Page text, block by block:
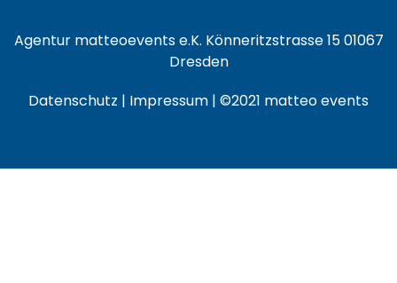
Agentur matteoevents e.K. Könneritzstrasse 15 01067
Dresden
Datenschutz | Impressum | ©2021 matteo events